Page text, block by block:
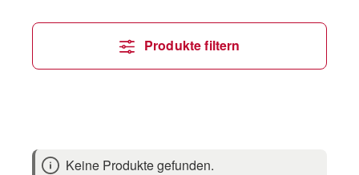
Produkte filtern
Keine Produkte gefunden.